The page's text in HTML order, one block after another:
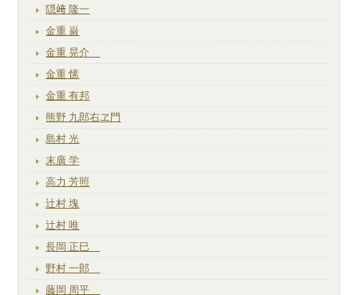
隠﨑 隆一
金重 巌
金重 晃介
金重 愫
金重 有邦
熊野 九郎右ヱ門
島村 光
末廣 学
高力 芳照
辻村 塊
辻村 唯
長岡 正巳
野村 一郎
藤岡 周平